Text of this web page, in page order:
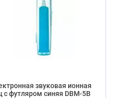
звуковая ионная
с футляром синяя DBM-5B